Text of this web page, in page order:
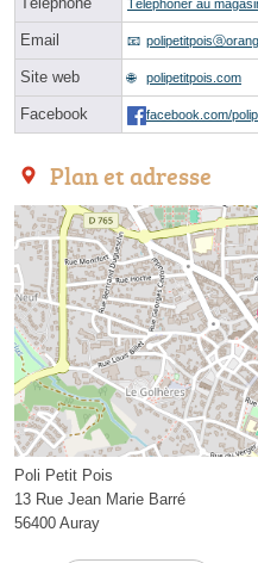
Téléphoner au
Email
Site web polipetitpois.com
Facebook facebook.com/
Plan et adresse
Poli Petit Pois
13 Rue Jean Marie Barré
56400 Auray